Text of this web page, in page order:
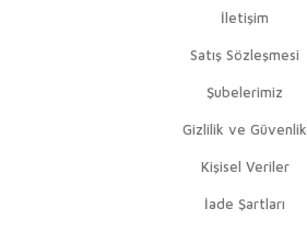
İletişim
Satış Sözleşmesi
Şubelerimiz
Gizlilik ve Güvenlik
Kişisel Veriler
İade Şartları